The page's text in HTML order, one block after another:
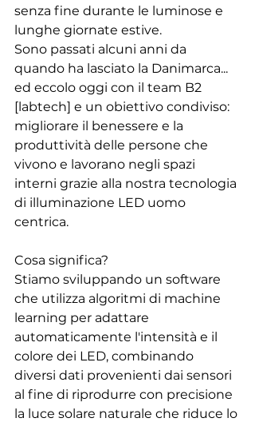
senza fine durante le luminose e
lunghe giornate estive.
Sono passati alcuni anni da
quando ha lasciato la Danimarca...
ed eccolo oggi con il team B2
[labtech] e un obiettivo condiviso:
migliorare il benessere e la
produttività delle persone che
vivono e lavorano negli spazi
interni grazie alla nostra tecnologia
di illuminazione LED uomo
centrica.
Cosa significa?
Stiamo sviluppando un software
che utilizza algoritmi di machine
learning per adattare
automaticamente l'intensità e il
colore dei LED, combinando
diversi dati provenienti dai sensori
al fine di riprodurre con precisione
la luce solare naturale che riduce lo